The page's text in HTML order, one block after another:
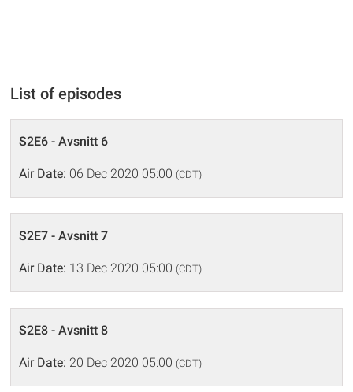
List of episodes
S2E6 - Avsnitt 6
Air Date: 06 Dec 2020 05:00 (CDT)
S2E7 - Avsnitt 7
Air Date: 13 Dec 2020 05:00 (CDT)
S2E8 - Avsnitt 8
Air Date: 20 Dec 2020 05:00 (CDT)